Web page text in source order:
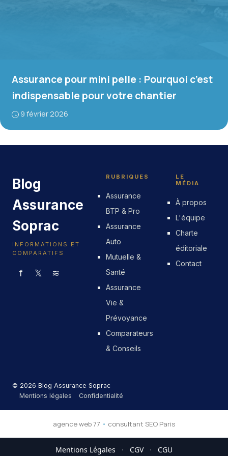
Assurance pour mini pelle : Pourquoi c’est
indispensable pour votre chantier
9 février 2026
Blog
Assurance
Soprac
INFORMATIONS ET
COMPARATIFS
f 𝕏 ≋
RUBRIQUES
Assurance
BTP & Pro
Assurance
Auto
Mutuelle &
Santé
Assurance
Vie &
Prévoyance
Comparateurs
& Conseils
LE
MÉDIA
À propos
L'équipe
Charte
éditoriale
Contact
© 2026 Blog Assurance Soprac
Mentions légales
Confidentialité
agence web 77 • consultant SEO Paris
Mentions Légales · CGV · CGU